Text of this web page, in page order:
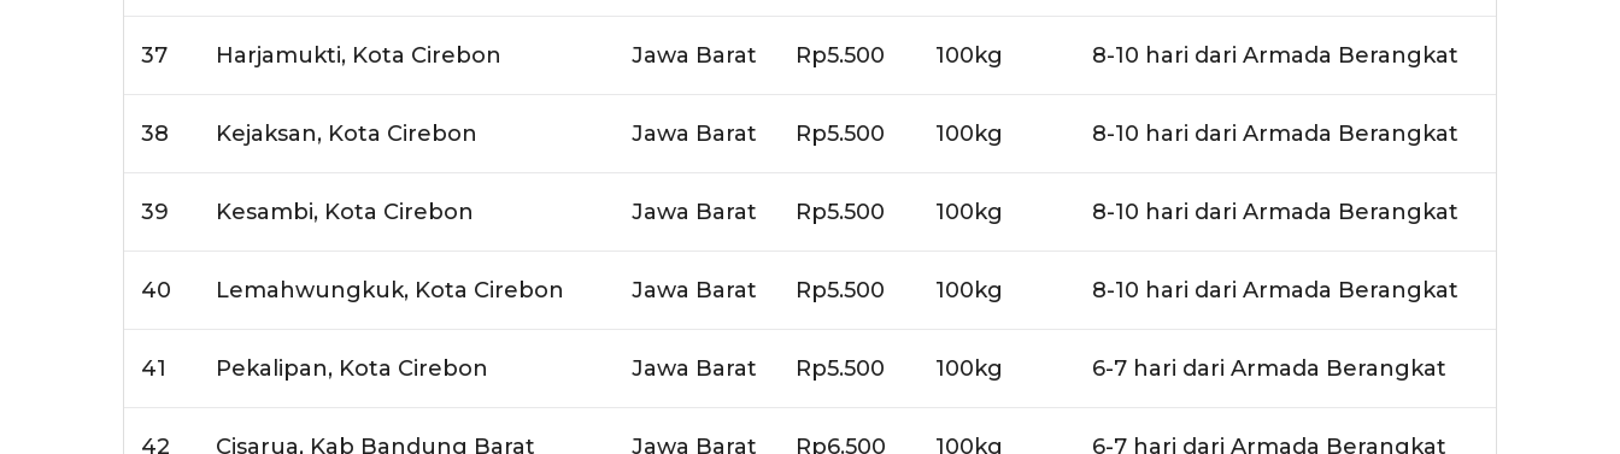
37 Harjamukti, Kota Cirebon Jawa Barat Rp5.500 100kg 8-10 hari dari Armada Berangkat
38 Kejaksan, Kota Cirebon Jawa Barat Rp5.500 100kg 8-10 hari dari Armada Berangkat
39 Kesambi, Kota Cirebon Jawa Barat Rp5.500 100kg 8-10 hari dari Armada Berangkat
40 Lemahwungkuk, Kota Cirebon Jawa Barat Rp5.500 100kg 8-10 hari dari Armada Berangkat
41 Pekalipan, Kota Cirebon Jawa Barat Rp5.500 100kg 6-7 hari dari Armada Berangkat
42 Cisarua, Kab Bandung Barat Jawa Barat Rp6.500 100kg 6-7 hari dari Armada Berangkat